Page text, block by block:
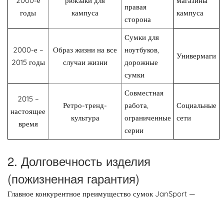
годы
кампуса
правая
сторона
кампуса
2000-е –
2015 годы
Образ жизни на все
случаи жизни
Сумки для
ноутбуков,
дорожные
сумки
Универмаги
2015 –
настоящее
время
Ретро-тренд-
культура
Совместная
работа,
ограниченные
серии
Социальные
сети
2. Долговечность изделия
(пожизненная гарантия)
Главное конкурентное преимущество сумок JanSport —